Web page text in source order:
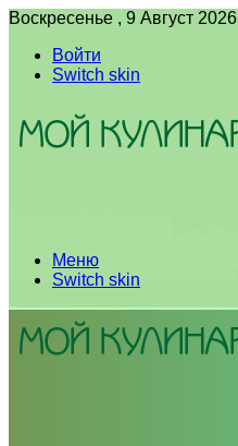
Воскресенье , 9 Август 2026
Войти
Switch skin
Меню
Switch skin